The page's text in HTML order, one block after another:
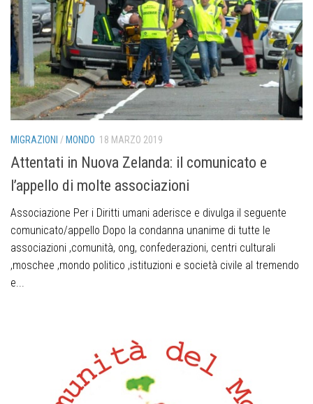
MIGRAZIONI /MONDO 18 MARZO 2019
Attentati in Nuova Zelanda: il comunicato e
l’appello di molte associazioni
Associazione Per i Diritti umani aderisce e divulga il seguente
comunicato/appello Dopo la condanna unanime di tutte le
associazioni ,comunità, ong, confederazioni, centri culturali
,moschee ,mondo politico ,istituzioni e società civile al tremendo
e...